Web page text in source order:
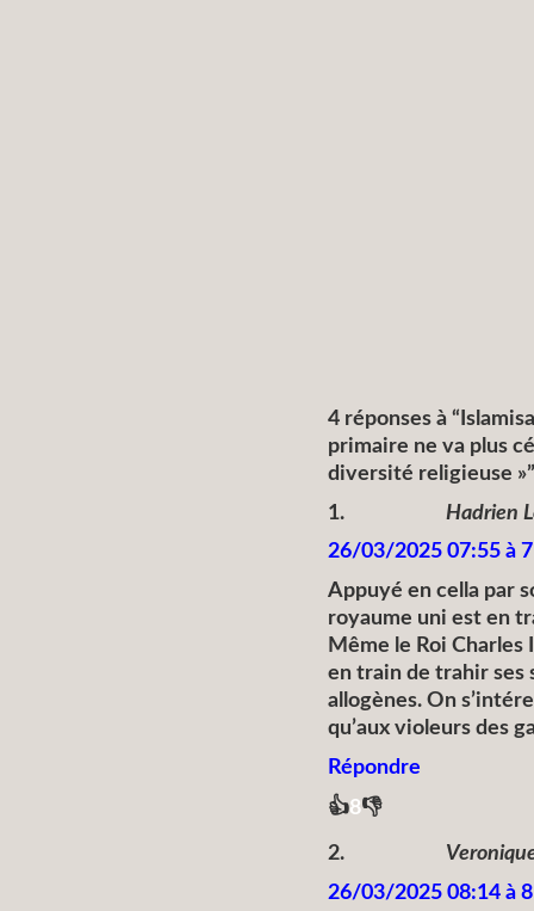
4 réponses à
primaire ne va plus
diversité religieuse »”
1.
Hadrien
26/03/2025 07:55 à
Appuyé en cella par
royaume uni est en
Même le Roi
en train de trahir ses
allogènes. On
qu’aux violeurs des
Répondre
👍8👎
2.
26/03/2025 08:14 à